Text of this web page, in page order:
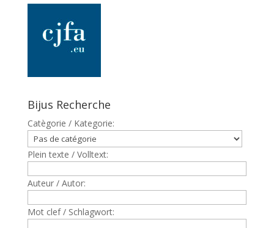
Bijus Recherche
Catègorie / Kategorie:
Plein texte / Volltext:
Auteur / Autor:
Mot clef / Schlagwort: